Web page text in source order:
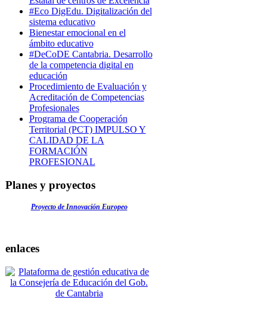
#Eco DigEdu. Digitalización del
sistema educativo
Bienestar emocional en el
ámbito educativo
#DeCoDE Cantabria. Desarrollo
de la competencia digital en
educación
Procedimiento de Evaluación y
Acreditación de Competencias
Profesionales
Programa de Cooperación
Territorial (PCT) IMPULSO Y
CALIDAD DE LA
FORMACIÓN
PROFESIONAL
Planes y proyectos
Proyecto de Innovación Europeo
enlaces